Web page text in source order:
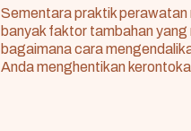
Sementara praktik perawatan
banyak faktor tambahan
bagaimana cara
Anda menghentikan